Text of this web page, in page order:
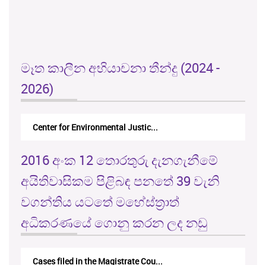
මෑත කාලීන අභියාචනා තීන්දු (2024 -
2026)
Center for Environmental Justic...
2016 අංක 12 තොරතුරු දැනගැනීමේ
අයිතිවාසිකම පිළිබඳ පනතේ 39 වැනි
වගන්තිය යටතේ මහේස්ත්‍රාත්
අධිකරණයේ ගොනු කරන ලද නඩු
Cases filed in the Magistrate Cou...